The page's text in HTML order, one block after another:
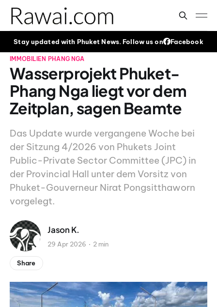
Stay updated with Phuket News. Follow us on Facebook
IMMOBILIEN PHANG NGA
Wasserprojekt Phuket-
Phang Nga liegt vor dem
Zeitplan, sagen Beamte
Das Update wurde vergangene Woche bei
der Sitzung 4/2026 von Phukets Joint
Public-Private Sector Committee (JPC) in
der Provincial Hall unter dem Vorsitz von
Phuket-Gouverneur Nirat Pongsitthaworn
vorgelegt.
Jason K.
29 Apr 2026 2 min
Share